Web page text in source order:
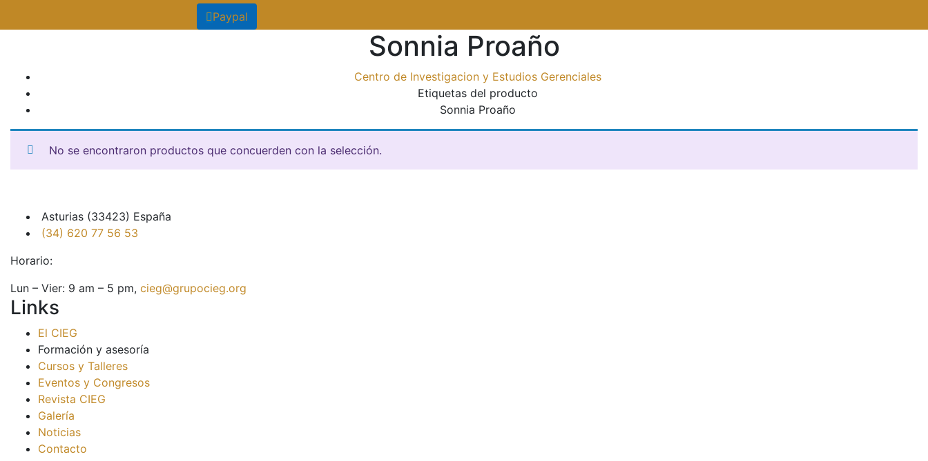
Paypal
Sonnia Proaño
Centro de Investigacion y Estudios Gerenciales
Etiquetas del producto
Sonnia Proaño
No se encontraron productos que concuerden con la selección.
Asturias (33423) España
(34) 620 77 56 53
Horario:
Lun – Vier: 9 am – 5 pm, cieg@grupocieg.org
Links
El CIEG
Formación y asesoría
Cursos y Talleres
Eventos y Congresos
Revista CIEG
Galería
Noticias
Contacto